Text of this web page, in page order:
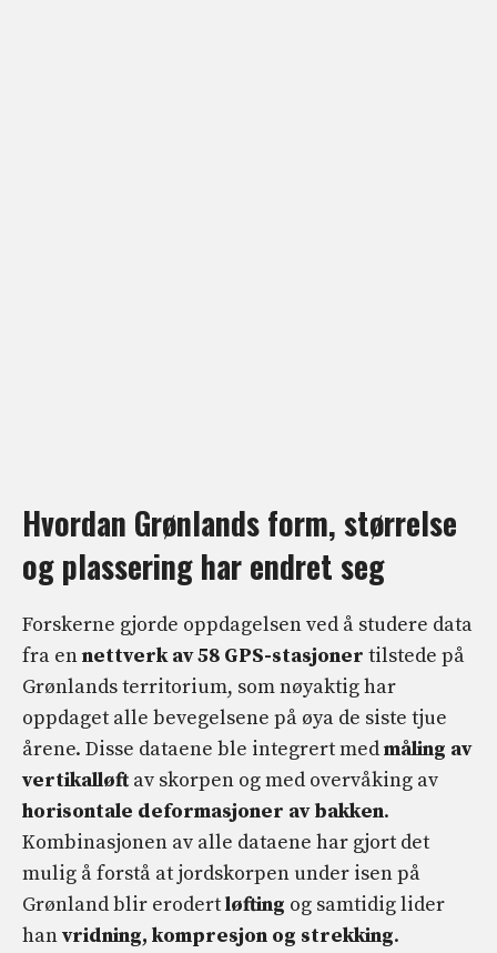
Hvordan Grønlands form, størrelse
og plassering har endret seg
Forskerne gjorde oppdagelsen ved å studere data
fra ennettverk av 58 GPS-stasjoner tilstede på
Grønlands territorium, som nøyaktig har
oppdaget alle bevegelsene på øya de siste tjue
årene. Disse dataene ble integrert medmåling av
vertikalløftav skorpen og med overvåking av
horisontale deformasjoner av bakken.
Kombinasjonen av alle dataene har gjort det
mulig å forstå at jordskorpen under isen på
Grønland blir erodertløfting og samtidig lider
hanvridning, kompresjon og strekking.